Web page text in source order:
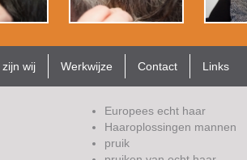
wij Werkwijze Contact Links
Europees echt haar
Haaroplossingen mannen
pruik